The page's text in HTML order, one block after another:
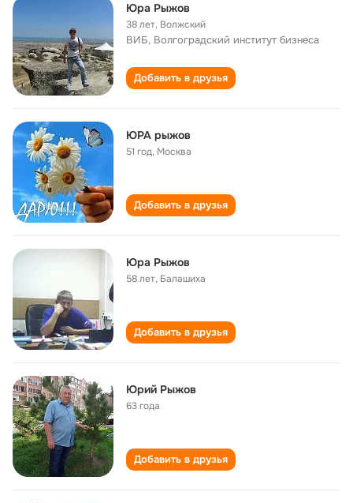
Юра Рыжов
38 лет, Волжский
ВИБ, Волгоградский институт бизнеса
Добавить в друзья
ЮРА рыжов
51 год, Москва
Добавить в друзья
Юра Рыжов
58 лет, Балашиха
Добавить в друзья
Юрий Рыжов
63 года
Добавить в друзья